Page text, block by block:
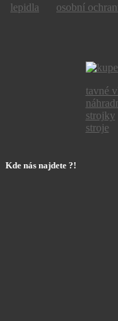
lepidla osobní
tavné
strojky
stroje
Kde nás najdete ?!